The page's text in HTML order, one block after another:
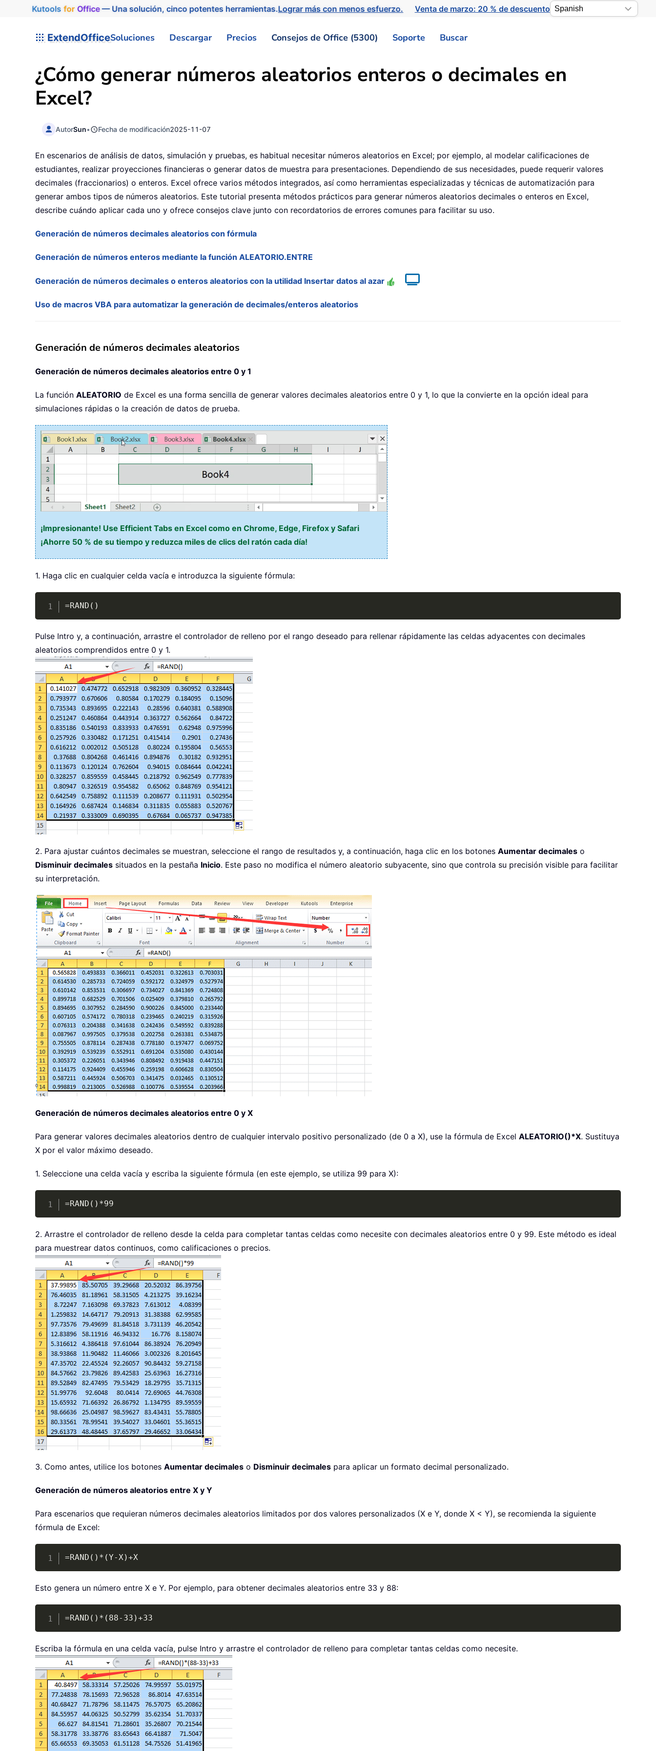
Kutools for Office— Una solución, cinco potentes herramientas.Lograr más con menos esfuerzo. Venta de marzo: 20 % de descuento
ExtendOfficeSoluciones Descargar Precios Consejos de Office (5300) Soporte Buscar
¿Cómo generar números aleatorios enteros o decimales en
Excel?
AutorSun• Fecha de modificación2025-11-07
En escenarios de análisis de datos, simulación y pruebas, es habitual necesitar números aleatorios en Excel; por ejemplo, al modelar calificaciones de
estudiantes, realizar proyecciones financieras o generar datos de muestra para presentaciones. Dependiendo de sus necesidades, puede requerir valores
decimales (fraccionarios) o enteros. Excel ofrece varios métodos integrados, así como herramientas especializadas y técnicas de automatización para
generar ambos tipos de números aleatorios. Este tutorial presenta métodos prácticos para generar números aleatorios decimales o enteros en Excel,
describe cuándo aplicar cada uno y ofrece consejos clave junto con recordatorios de errores comunes para facilitar su uso.
Generación de números decimales aleatorios con fórmula
Generación de números enteros mediante la función ALEATORIO.ENTRE
Generación de números decimales o enteros aleatorios con la utilidad Insertar datos al azar
Uso de macros VBA para automatizar la generación de decimales/enteros aleatorios
Generación de números decimales aleatorios
Generación de números decimales aleatorios entre 0 y 1
La función ALEATORIO de Excel es una forma sencilla de generar valores decimales aleatorios entre 0 y 1, lo que la convierte en la opción ideal para
simulaciones rápidas o la creación de datos de prueba.
¡Impresionante! Use Efficient Tabs en Excel como en Chrome, Edge, Firefox y Safari
¡Ahorre 50 % de su tiempo y reduzca miles de clics del ratón cada día!
1. Haga clic en cualquier celda vacía e introduzca la siguiente fórmula:
=RAND()
Pulse Intro y, a continuación, arrastre el controlador de relleno por el rango deseado para rellenar rápidamente las celdas adyacentes con decimales
aleatorios comprendidos entre 0 y 1.
2. Para ajustar cuántos decimales se muestran, seleccione el rango de resultados y, a continuación, haga clic en los botones Aumentar decimales o
Disminuir decimales situados en la pestaña Inicio. Este paso no modifica el número aleatorio subyacente, sino que controla su precisión visible para facilitar
su interpretación.
Generación de números decimales aleatorios entre 0 y X
Para generar valores decimales aleatorios dentro de cualquier intervalo positivo personalizado (de 0 a X), use la fórmula de Excel ALEATORIO()*X. Sustituya
X por el valor máximo deseado.
1. Seleccione una celda vacía y escriba la siguiente fórmula (en este ejemplo, se utiliza 99 para X):
=RAND()*99
2. Arrastre el controlador de relleno desde la celda para completar tantas celdas como necesite con decimales aleatorios entre 0 y 99. Este método es ideal
para muestrear datos continuos, como calificaciones o precios.
3. Como antes, utilice los botones Aumentar decimales o Disminuir decimales para aplicar un formato decimal personalizado.
Generación de números aleatorios entre X y Y
Para escenarios que requieran números decimales aleatorios limitados por dos valores personalizados (X e Y, donde X < Y), se recomienda la siguiente
fórmula de Excel:
=RAND()*(Y-X)+X
Esto genera un número entre X e Y. Por ejemplo, para obtener decimales aleatorios entre 33 y 88:
=RAND()*(88-33)+33
Escriba la fórmula en una celda vacía, pulse Intro y arrastre el controlador de relleno para completar tantas celdas como necesite.